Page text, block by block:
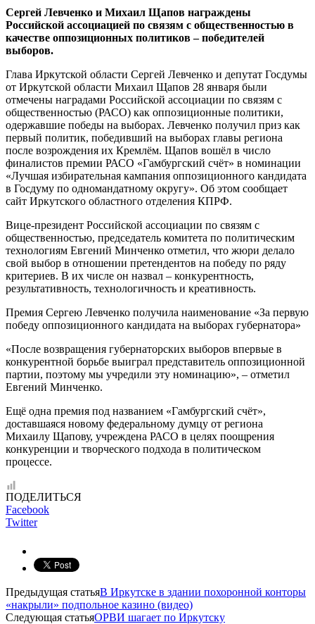
Сергей Левченко и Михаил Щапов награждены
Российской ассоциацией по связям с общественностью в
качестве оппозиционных политиков – победителей
выборов.
Глава Иркутской области Сергей Левченко и депутат Госдумы
от Иркутской области Михаил Щапов 28 января были
отмечены наградами Российской ассоциации по связям с
общественностью (РАСО) как оппозиционные политики,
одержавшие победы на выборах. Левченко получил приз как
первый политик, победивший на выборах главы региона
после возрождения их Кремлём. Щапов вошёл в число
финалистов премии РАСО «Гамбургский счёт» в номинации
«Лучшая избирательная кампания оппозиционного кандидата
в Госдуму по одномандатному округу». Об этом сообщает
сайт Иркутского областного отделения КПРФ.
Вице-президент Российской ассоциации по связям с
общественностью, председатель комитета по политическим
технологиям Евгений Минченко отметил, что жюри делало
свой выбор в отношении претендентов на победу по ряду
критериев. В их числе он назвал – конкурентность,
результативность, технологичность и креативность.
Премия Сергею Левченко получила наименование «За первую
победу оппозиционного кандидата на выборах губернатора»
«После возвращения губернаторских выборов впервые в
конкурентной борьбе выиграл представитель оппозиционной
партии, поэтому мы учредили эту номинацию», – отметил
Евгений Минченко.
Ещё одна премия под названием «Гамбургский счёт»,
доставшаяся новому федеральному думцу от региона
Михаилу Щапову, учреждена РАСО в целях поощрения
конкуренции и творческого подхода в политическом
процессе.
ПОДЕЛИТЬСЯ
Facebook
Twitter
Предыдущая статьяВ Иркутске в здании похоронной конторы
«накрыли» подпольное казино (видео)
Следующая статьяОРВИ шагает по Иркутску